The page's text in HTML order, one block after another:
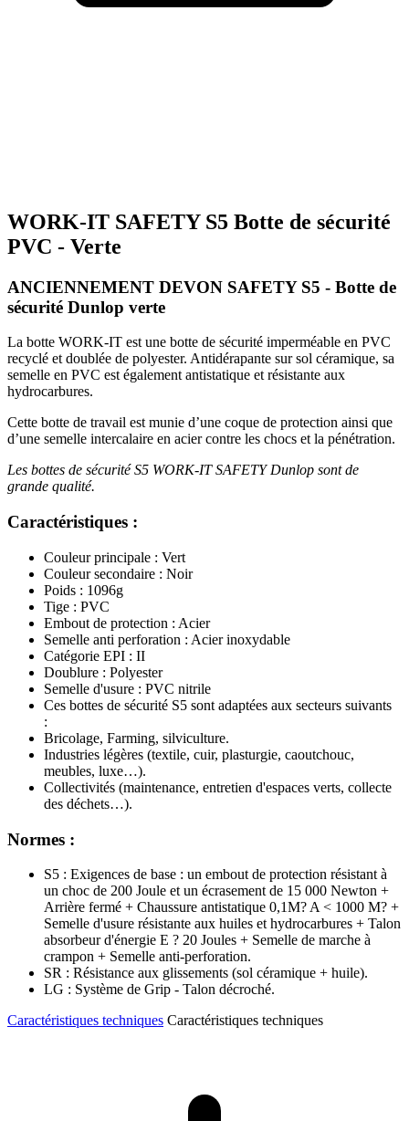
WORK-IT SAFETY S5 Botte de sécurité
PVC - Verte
ANCIENNEMENT DEVON SAFETY S5 - Botte de
sécurité Dunlop verte
La botte WORK-IT est une botte de sécurité imperméable en PVC
recyclé et doublée de polyester. Antidérapante sur sol céramique, sa
semelle en PVC est également antistatique et résistante aux
hydrocarbures.
Cette botte de travail est munie d’une coque de protection ainsi que
d’une semelle intercalaire en acier contre les chocs et la pénétration.
Les bottes de sécurité S5 WORK-IT SAFETY Dunlop sont de
grande qualité.
Caractéristiques :
Couleur principale : Vert
Couleur secondaire : Noir
Poids : 1096g
Tige : PVC
Embout de protection : Acier
Semelle anti perforation : Acier inoxydable
Catégorie EPI : II
Doublure : Polyester
Semelle d'usure : PVC nitrile
Ces bottes de sécurité S5 sont adaptées aux secteurs suivants
:
Bricolage, Farming, silviculture.
Industries légères (textile, cuir, plasturgie, caoutchouc,
meubles, luxe…).
Collectivités (maintenance, entretien d'espaces verts, collecte
des déchets…).
Normes :
S5 : Exigences de base : un embout de protection résistant à
un choc de 200 Joule et un écrasement de 15 000 Newton +
Arrière fermé + Chaussure antistatique 0,1M? A < 1000 M? +
Semelle d'usure résistante aux huiles et hydrocarbures + Talon
absorbeur d'énergie E ? 20 Joules + Semelle de marche à
crampon + Semelle anti-perforation.
SR : Résistance aux glissements (sol céramique + huile).
LG : Système de Grip - Talon décroché.
Caractéristiques techniques Caractéristiques techniques